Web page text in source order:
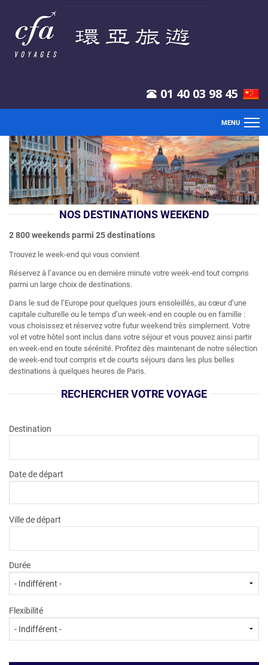
01 40 03 98 45
MENU
ACCUEIL
VOL
CIRCUIT
EXCLUSIF
CLUB
CROISIÈRE
LOCATION
WEEKEND
NOS DESTINATIONS WEEKEND
2 800 weekends parmi 25 destinations
Trouvez le week-end qui vous convient
Réservez à l’avance ou en dernière minute votre week-end tout compris
parmi un large choix de destinations.
Dans le sud de l’Europe pour quelques jours ensoleillés, au cœur d’une
capitale culturelle ou le temps d’un week-end en couple ou en famille :
vous choisissez et réservez votre futur weekend très simplement. Votre
vol et votre hôtel sont inclus dans votre séjour et vous pouvez ainsi partir
en week-end en toute sérénité. Profitez dès maintenant de notre sélection
de week-end tout compris et de courts séjours dans les plus belles
destinations à quelques heures de Paris.
RECHERCHER VOTRE VOYAGE
Destination
Date de départ
Ville de départ
Durée
Flexibilité